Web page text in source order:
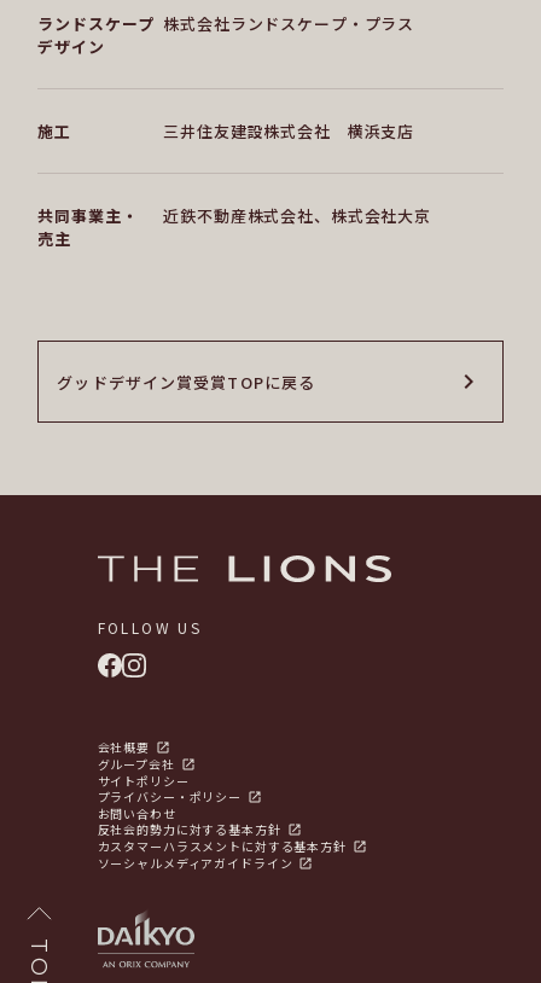
ランドスケープ
デザイン
株式会社ランドスケープ・プラス
施工 三井住友建設株式会社 横浜支店
共同事業主・
売主
近鉄不動産株式会社、株式会社大京
グッドデザイン賞受賞TOPに戻る
TOP
FOLLOW US
会社概要
グループ会社
サイトポリシー
プライバシー・ポリシー
お問い合わせ
反社会的勢力に対する基本方針
カスタマーハラスメントに対する基本方針
ソーシャルメディアガイドライン